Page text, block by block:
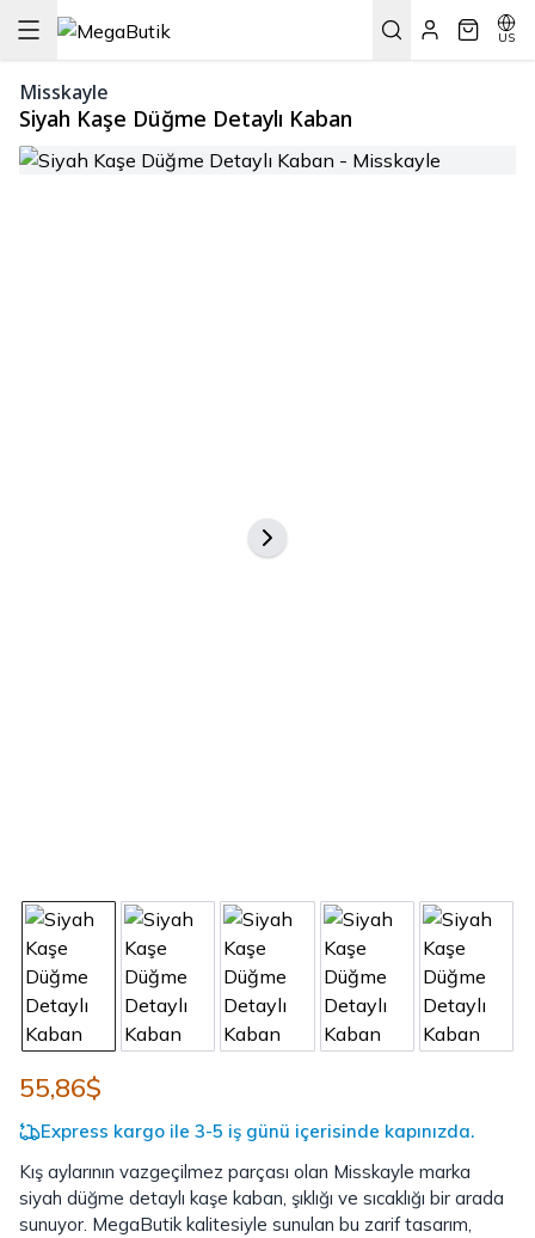
US
Misskayle
Siyah Kaşe Düğme Detaylı Kaban
55,86$
Express kargo ile 3-5 iş günü içerisinde kapınızda.
Kış aylarının vazgeçilmez parçası olan Misskayle marka
siyah düğme detaylı kaşe kaban, şıklığı ve sıcaklığı bir arada
sunuyor. MegaButik kalitesiyle sunulan bu zarif tasarım,